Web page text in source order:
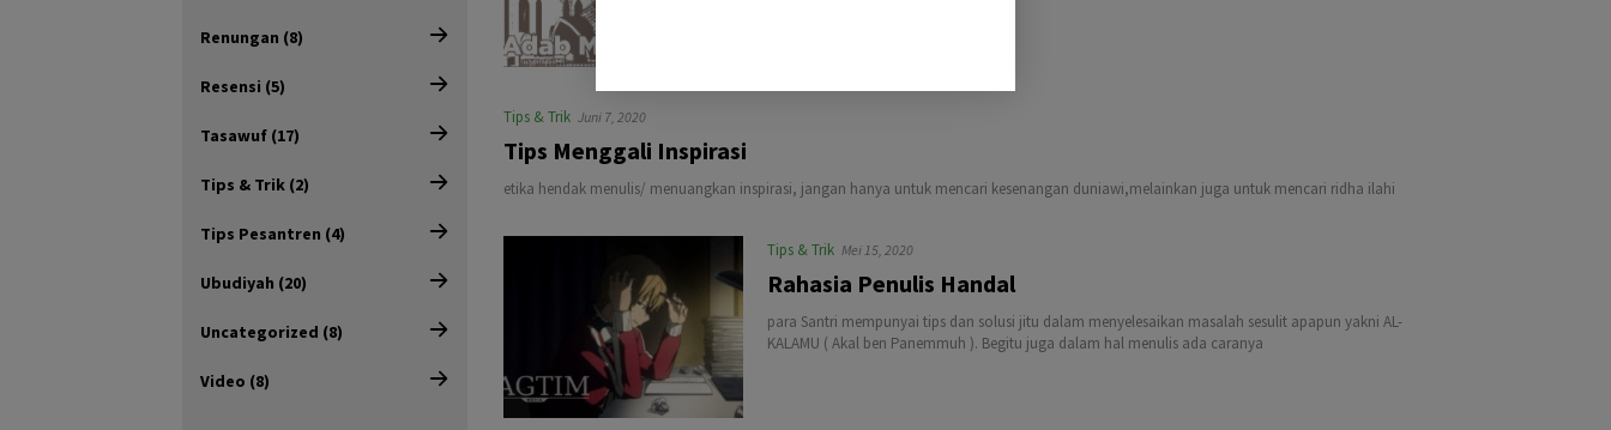
Renungan (8)
Resensi (5)
Tasawuf (17)
Tips & Trik (2)
Tips Pesantren (4)
Ubudiyah (20)
Uncategorized (8)
Video (8)
Tips & Trik Juni 7, 2020
Tips Menggali Inspirasi
etika hendak menulis/ menuangkan inspirasi, jangan hanya untuk mencari kesenangan duniawi,melainkan juga untuk mencari ridha ilahi
Tips & Trik Mei 15, 2020
Rahasia Penulis Handal
para Santri mempunyai tips dan solusi jitu dalam menyelesaikan masalah sesulit apapun yakni AL-
KALAMU ( Akal ben Panemmuh ). Begitu juga dalam hal menulis ada caranya